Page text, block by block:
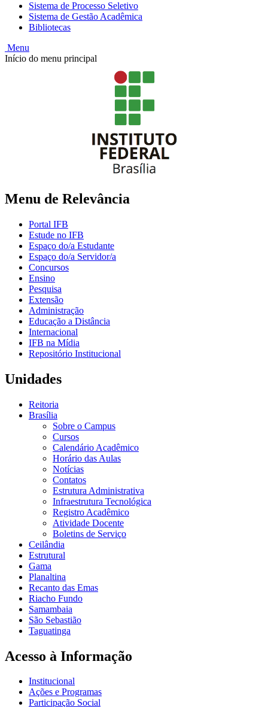
Sistema de Processo Seletivo
Sistema de Gestão Acadêmica
Bibliotecas
Menu
Início do menu principal
Menu de Relevância
Portal IFB
Estude no IFB
Espaço do/a Estudante
Espaço do/a Servidor/a
Concursos
Ensino
Pesquisa
Extensão
Administração
Educação a Distância
Internacional
IFB na Mídia
Repositório Institucional
Unidades
Reitoria
Brasília
Sobre o Campus
Cursos
Calendário Acadêmico
Horário das Aulas
Notícias
Contatos
Estrutura Administrativa
Infraestrutura Tecnológica
Registro Acadêmico
Atividade Docente
Boletins de Serviço
Ceilândia
Estrutural
Gama
Planaltina
Recanto das Emas
Riacho Fundo
Samambaia
São Sebastião
Taguatinga
Acesso à Informação
Institucional
Ações e Programas
Participação Social